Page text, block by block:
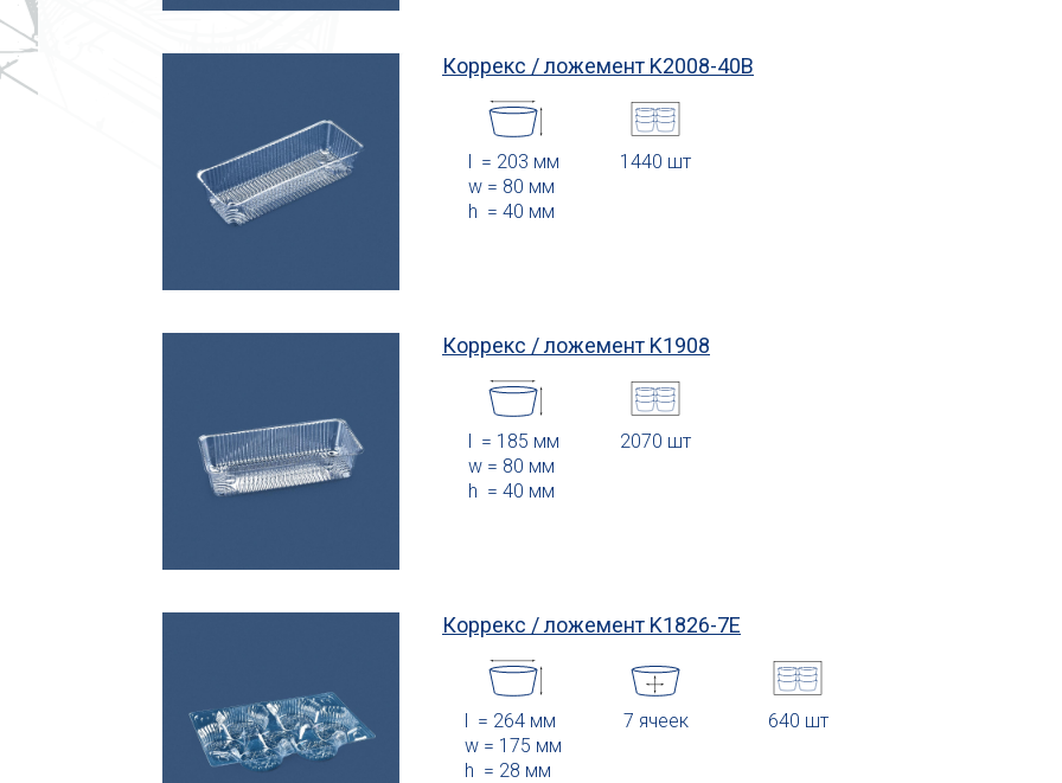
Коррекс / ложемент K2008-40B
l = 203 мм
w = 80 мм
h = 40 мм
1440 шт
Коррекс / ложемент K1908
l = 185 мм
w = 80 мм
h = 40 мм
2070 шт
Коррекс / ложемент K1826-7E
l = 264 мм
w = 175 мм
h = 28 мм
7 ячеек 640 шт